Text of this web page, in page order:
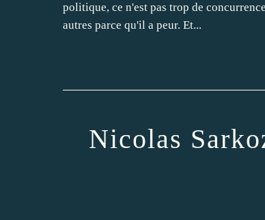
politique, ce n'est pas trop de
autres parce qu'il a peur. Et...
Nicolas